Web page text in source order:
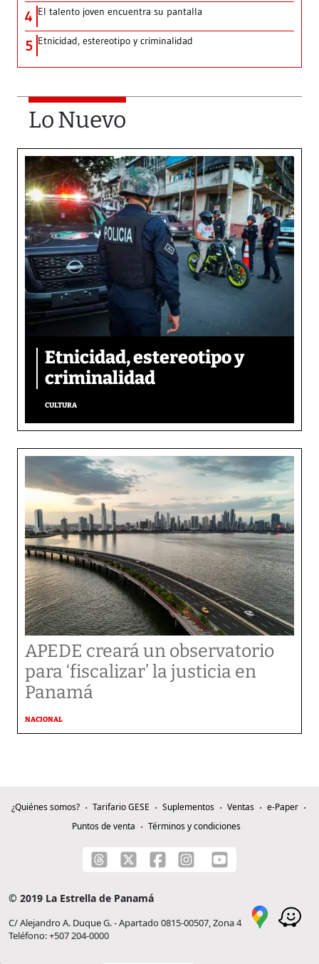
4 El talento joven encuentra su pantalla​
5 Etnicidad, estereotipo y criminalidad
Lo Nuevo
Etnicidad, estereotipo y
criminalidad
CULTURA
APEDE creará un observatorio
para ‘fiscalizar’ la justicia en
Panamá
NACIONAL
¿Quiénes somos? Tarifario GESE Suplementos Ventas
e-Paper
Puntos de venta
Términos y condiciones
© 2019 La Estrella de Panamá
C/ Alejandro A. Duque G. - Apartado 0815-00507, Zona 4
Teléfono: +507 204-0000